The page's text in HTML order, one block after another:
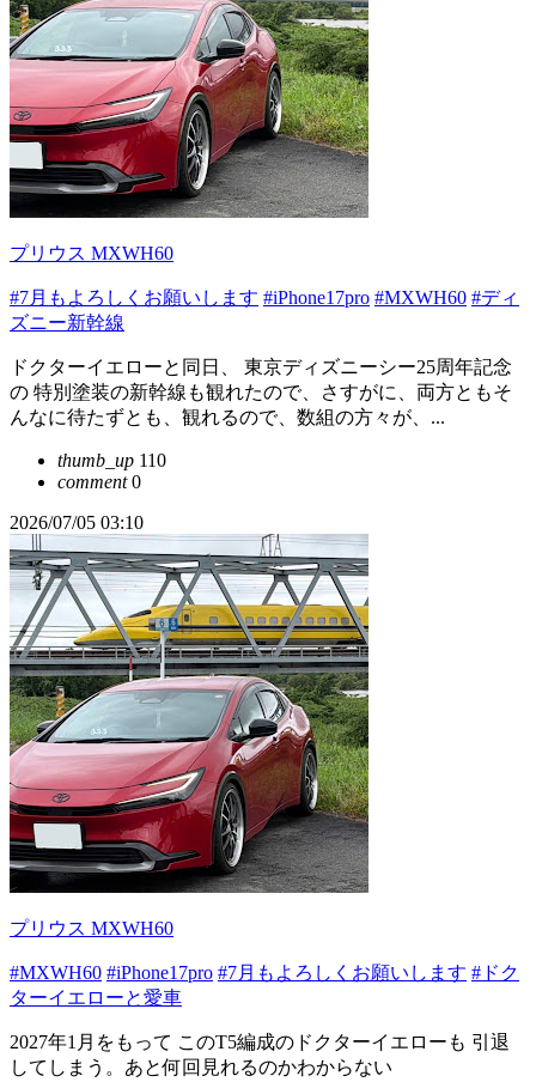
プリウス MXWH60
#7月もよろしくお願いします #iPhone17pro #MXWH60 #ディ
ズニー新幹線
ドクターイエローと同日、 東京ディズニーシー25周年記念
の 特別塗装の新幹線も観れたので、さすがに、両方ともそ
んなに待たずとも、観れるので、数組の方々が、...
thumb_up 110
comment0
2026/07/05 03:10
プリウス MXWH60
#MXWH60 #iPhone17pro #7月もよろしくお願いします #ドク
ターイエローと愛車
2027年1月をもって このT5編成のドクターイエローも 引退
してしまう。あと何回見れるのかわからない